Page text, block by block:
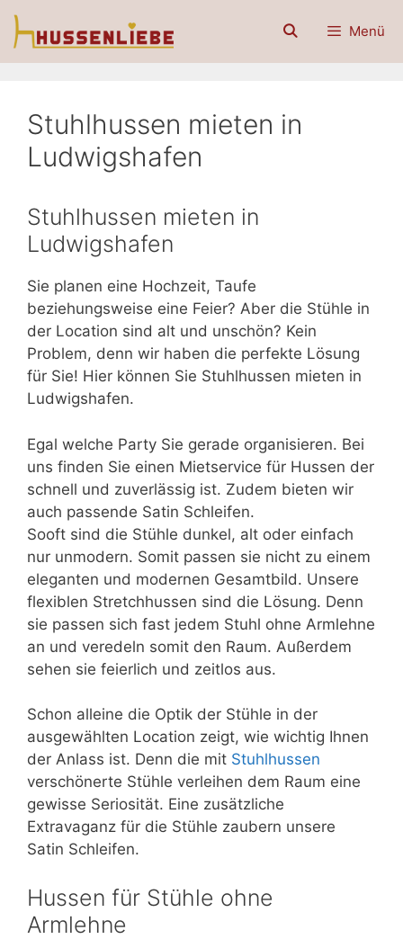
Zum
Inhalt
Menü
Stuhlhussen mieten in
Ludwigshafen
Stuhlhussen mieten in
Ludwigshafen
Sie planen eine Hochzeit, Taufe
beziehungsweise eine Feier? Aber die Stühle in
der Location sind alt und unschön? Kein
Problem, denn wir haben die perfekte Lösung
für Sie! Hier können Sie Stuhlhussen mieten in
Ludwigshafen.
Egal welche Party Sie gerade organisieren. Bei
uns finden Sie einen Mietservice für Hussen der
schnell und zuverlässig ist. Zudem bieten wir
auch passende Satin Schleifen.
Sooft sind die Stühle dunkel, alt oder einfach
nur unmodern. Somit passen sie nicht zu einem
eleganten und modernen Gesamtbild. Unsere
flexiblen Stretchhussen sind die Lösung. Denn
sie passen sich fast jedem Stuhl ohne Armlehne
an und veredeln somit den Raum. Außerdem
sehen sie feierlich und zeitlos aus.
Schon alleine die Optik der Stühle in der
ausgewählten Location zeigt, wie wichtig Ihnen
der Anlass ist. Denn die mit Stuhlhussen
verschönerte Stühle verleihen dem Raum eine
gewisse Seriosität. Eine zusätzliche
Extravaganz für die Stühle zaubern unsere
Satin Schleifen.
Hussen für Stühle ohne
Armlehne